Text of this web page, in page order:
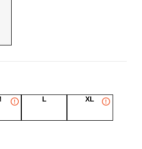
L XL